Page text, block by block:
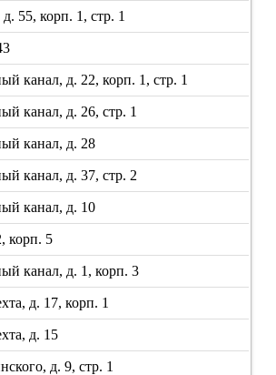
55, корп. 1, стр. 1
канал, д. 22, корп. 1, стр. 1
канал, д. 26, стр. 1
канал, д. 28
канал, д. 37, стр. 2
канал, д. 10
корп. 5
канал, д. 1, корп. 3
д. 17, корп. 1
д. 15
д. 9, стр. 1